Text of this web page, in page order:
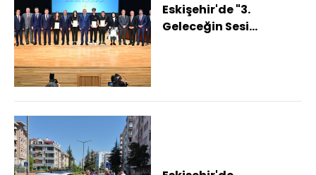
Eskişehir'de "3.
Geleceğin Sesi